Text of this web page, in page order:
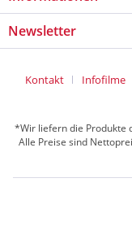
Newsletter
Kontakt Infofilme
*Wir liefern die Produkte
Alle Preise sind